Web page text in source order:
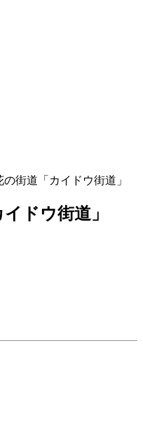
街道「カイドウ街道」
ドウ街道」